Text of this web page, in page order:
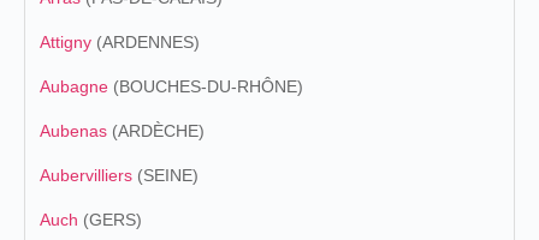
Attigny (ARDENNES)
Aubagne (BOUCHES-DU-RHÔNE)
Aubenas (ARDÈCHE)
Aubervilliers (SEINE)
Auch (GERS)